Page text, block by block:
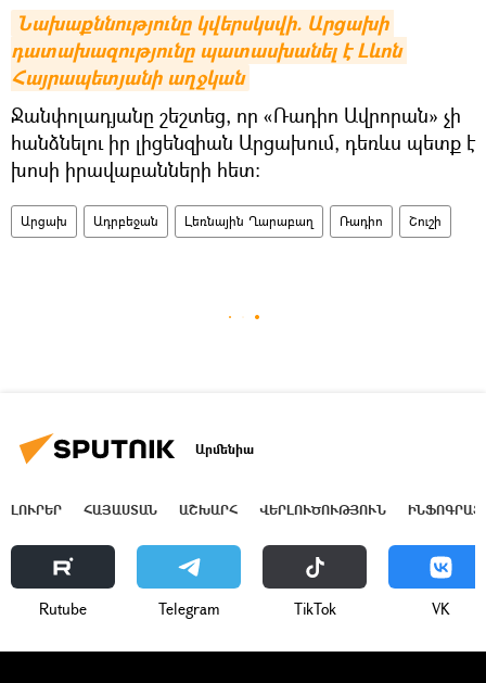
Նախաքննությունը կվերսկսվի. Արցախի
դատախազությունը պատասխանել է Lևոն
Հայրապետյանի աղջկան
Ջանփոլադյանը շեշտեց, որ «Ռադիո Ավրորան» չի
հանձնելու իր լիցենզիան Արցախում, դեռևս պետք է
խոսի իրավաբանների հետ։
Արցախ Ադրբեջան Լեռնային Ղարաբաղ Ռադիո Շուշի
Արմենիա
ԼՈՒՐԵՐ ՀԱՅԱՍՏԱՆ ԱՇԽԱՐՀ ՎԵՐԼՈՒԾՈՒԹՅՈՒՆ
Rutube Telegram ТikТоk VK